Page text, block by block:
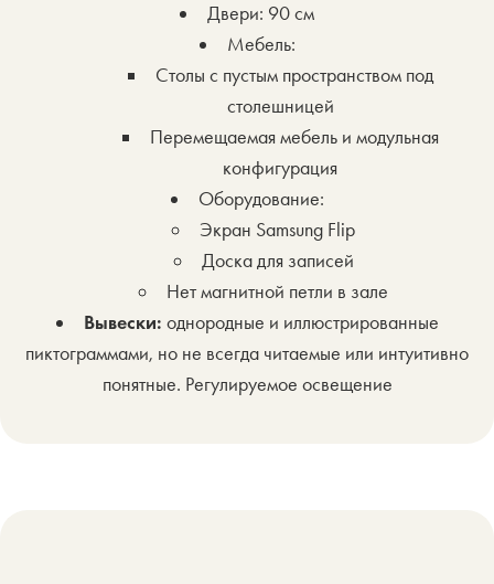
Двери: 90 см
Мебель:
Столы с пустым пространством под
столешницей
Перемещаемая мебель и модульная
конфигурация
Оборудование:
Экран Samsung Flip
Доска для записей
Нет магнитной петли в зале
Вывески: однородные и иллюстрированные
пиктограммами, но не всегда читаемые или интуитивно
понятные. Регулируемое освещение